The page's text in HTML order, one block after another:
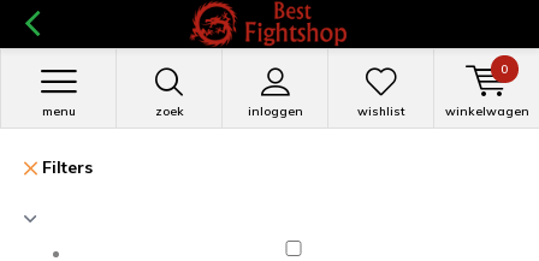
zoek inloggen
menu wishlist winkelwagen
0
Filters